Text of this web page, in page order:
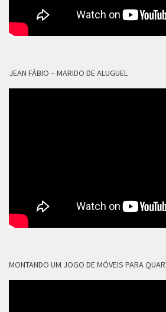
JEAN FÁBIO – MARIDO DE ALUGUEL
MONTANDO UM JOGO DE MÓVEIS PARA